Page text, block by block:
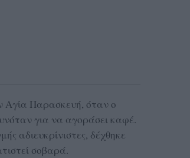
Αγία Παρασκευή, όταν ο
για να αγοράσει καφέ.
αδιευκρίνιστες, δέχθηκε
σοβαρά.